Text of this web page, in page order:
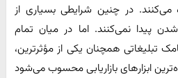
در چنین شرایطی بسیاری از
پیدا نمی‌کنند. اما در میان تمام
تبلیغاتی همچنان یکی از مؤثرترین،